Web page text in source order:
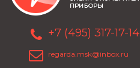
+7 (495) 317-17-14
regarda.msk@inbox.ru